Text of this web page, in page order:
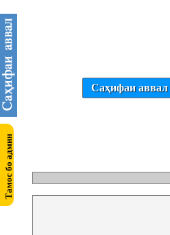
Саҳифаи аввал